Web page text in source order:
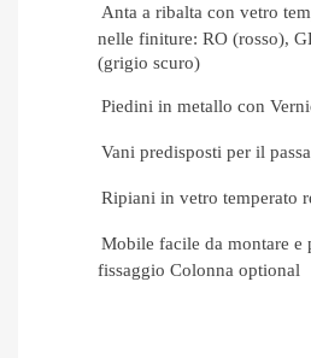
Anta a ribalta con vetro
nelle finiture: RO (rosso),
(grigio scuro)
Piedini in metallo con
Vani predisposti per il
Ripiani in vetro temperato
Mobile facile da montare e
fissaggio Colonna optional